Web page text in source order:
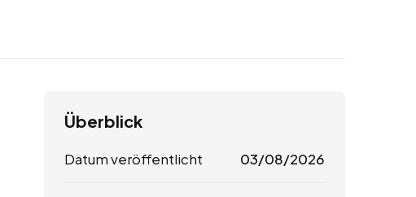
Überblick
Datum veröffentlicht 03/08/2026